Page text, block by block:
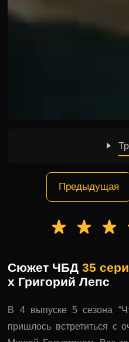
Предыдущая
Сюжет ЧБД35
x Григорий Лепс
В 4 выпуске 5 сезона
пришлось встретиться с